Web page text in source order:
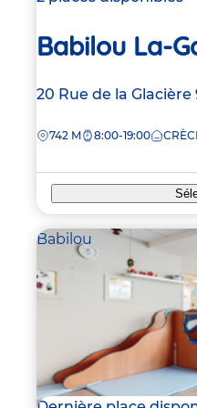
Babilou La-
Adresse
la
20 Rue de la Glacière
DISTANCE
742 M 8:00-19:00
Babilou